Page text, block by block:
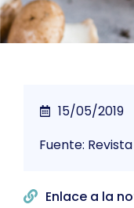
15/05/2019
Fuente:
Enlace a la